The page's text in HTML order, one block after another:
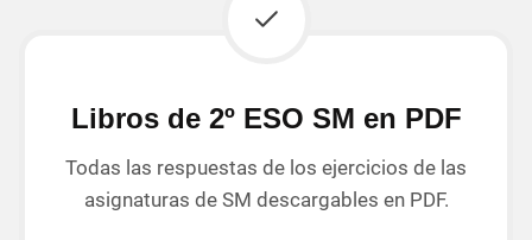
Libros de 2º ESO SM en PDF
Todas las respuestas de los ejercicios de las
asignaturas de SM descargables en PDF.